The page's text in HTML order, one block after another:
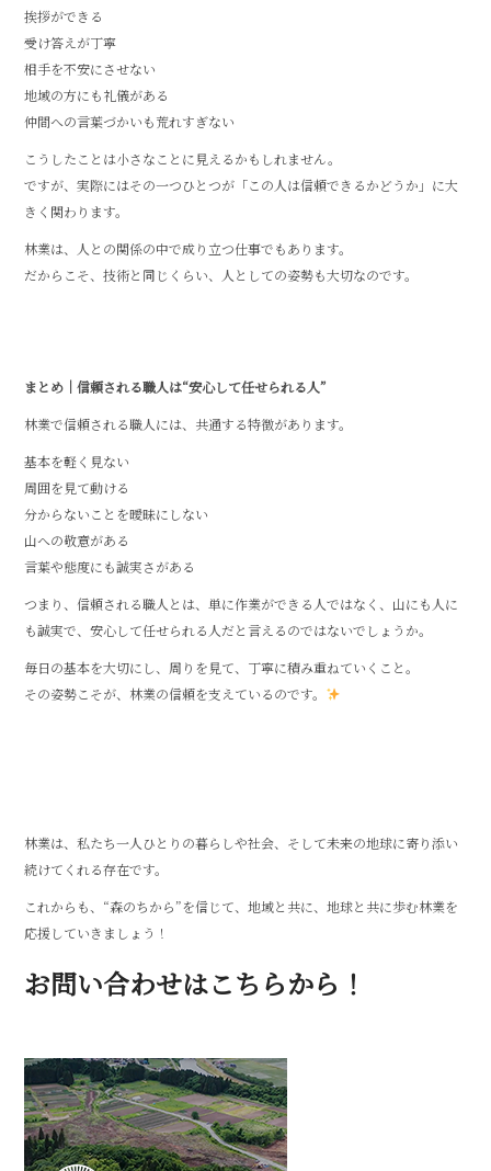
挨拶ができる
受け答えが丁寧
相手を不安にさせない
地域の方にも礼儀がある
仲間への言葉づかいも荒れすぎない
こうしたことは小さなことに見えるかもしれません。
ですが、実際にはその一つひとつが「この人は信頼できるかどうか」に大
きく関わります。
林業は、人との関係の中で成り立つ仕事でもあります。
だからこそ、技術と同じくらい、人としての姿勢も大切なのです。
まとめ｜信頼される職人は“安心して任せられる人”
林業で信頼される職人には、共通する特徴があります。
基本を軽く見ない
周囲を見て動ける
分からないことを曖昧にしない
山への敬意がある
言葉や態度にも誠実さがある
つまり、信頼される職人とは、単に作業ができる人ではなく、山にも人に
も誠実で、安心して任せられる人だと言えるのではないでしょうか。
毎日の基本を大切にし、周りを見て、丁寧に積み重ねていくこと。
その姿勢こそが、林業の信頼を支えているのです。
林業は、私たち一人ひとりの暮らしや社会、そして未来の地球に寄り添い
続けてくれる存在です。
これからも、“森のちから”を信じて、地域と共に、地球と共に歩む林業を
応援していきましょう！
お問い合わせはこちらから！